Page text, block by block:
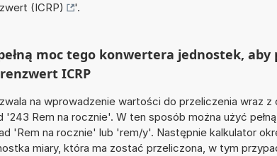
(ICRP)
'.
moc tego konwertera jednostek, aby
ICRP
na wprowadzenie wartości do przeliczenia wraz z
'243 Rem na rocznie'. W ten sposób można użyć
'Rem na rocznie' lub 'rem/y'. Następnie kalkulator
miary, która ma zostać przeliczona, w tym